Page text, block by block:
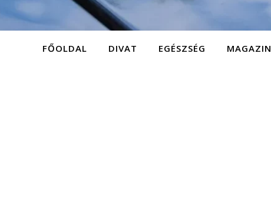
FŐOLDAL DIVAT EGÉSZSÉG MAGAZIN